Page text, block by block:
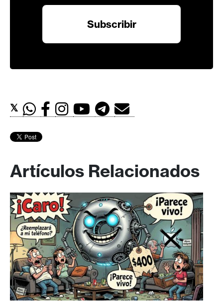
𝕏
Artículos Relacionados